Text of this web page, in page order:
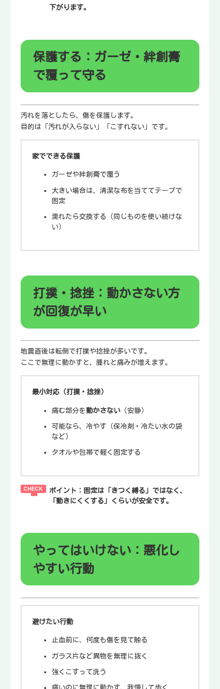
下がります。
保護する：ガーゼ・絆創膏
で覆って守る
汚れを落としたら、傷を保護します。
目的は「汚れが入らない」「こすれない」です。
家でできる保護
ガーゼや絆創膏で覆う
大きい場合は、清潔な布を当ててテープで
固定
濡れたら交換する（同じものを使い続けな
い）
打撲・捻挫：動かさない方
が回復が早い
地震直後は転倒で打撲や捻挫が多いです。
ここで無理に動かすと、腫れと痛みが増えます。
最小対応（打撲・捻挫）
痛む部分を動かさない （安静）
可能なら、冷やす（保冷剤・冷たい水の袋
など）
タオルや包帯で軽く固定する
ポイント： 固定は「きつく縛る」ではなく、
「動きにくくする」くらいが安全です。
やってはいけない：悪化し
やすい行動
避けたい行動
止血前に、何度も傷を見て触る
ガラス片など異物を無理に抜く
強くこすって洗う
痛いのに無理に動かす、我慢して歩く